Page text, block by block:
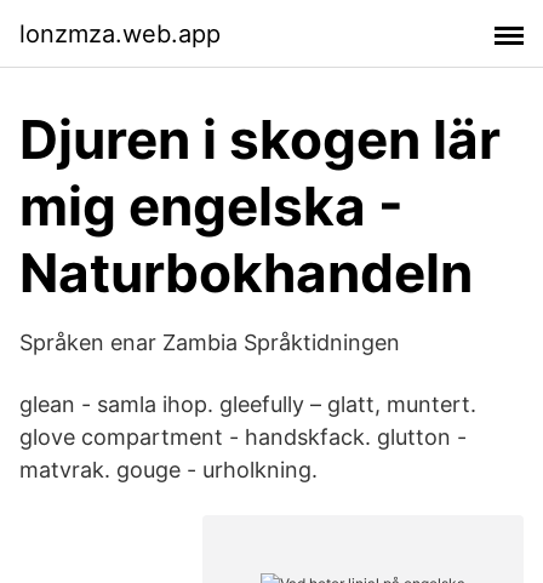
lonzmza.web.app
Djuren i skogen lär
mig engelska -
Naturbokhandeln
Språken enar Zambia Språktidningen
glean - samla ihop. gleefully – glatt, muntert.
glove compartment - handskfack. glutton -
matvrak. gouge - urholkning.